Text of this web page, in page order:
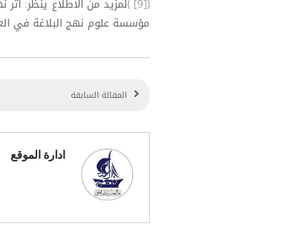
([9] )لمزيد من الاطلاع ينظر:
مؤسسة علوم نهج البلاغة في
المقالة السابقة
ادارة الموقع